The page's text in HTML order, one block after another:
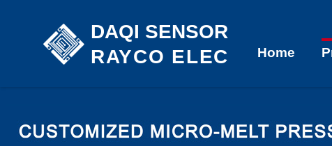
DAQI SENSOR
RAYCO ELEC
Home